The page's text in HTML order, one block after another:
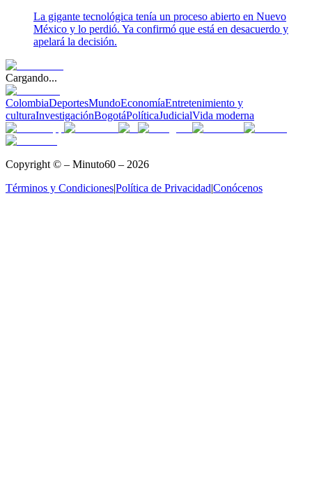
La gigante tecnológica tenía un proceso abierto en Nuevo
México y lo perdió. Ya confirmó que está en desacuerdo y
apelará la decisión.
Cargando...
ColombiaDeportesMundoEconomíaEntretenimiento y
culturaInvestigaciónBogotáPolíticaJudicialVida moderna
Copyright © – Minuto60 – 2026
Términos y Condiciones|Política de Privacidad|Conócenos